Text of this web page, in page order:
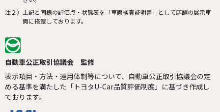
注２）
上記と同様の評価点・状態表を「車両検査証明書」として店舗の展示車
両に搭載しております。
自動車公正取引協議会 監修
表示項目・方法・運用体制等について、自動車公正取引協議会の定
める基準を満たした「トヨタU-Car品質評価制度」に基づき作成し
ております。